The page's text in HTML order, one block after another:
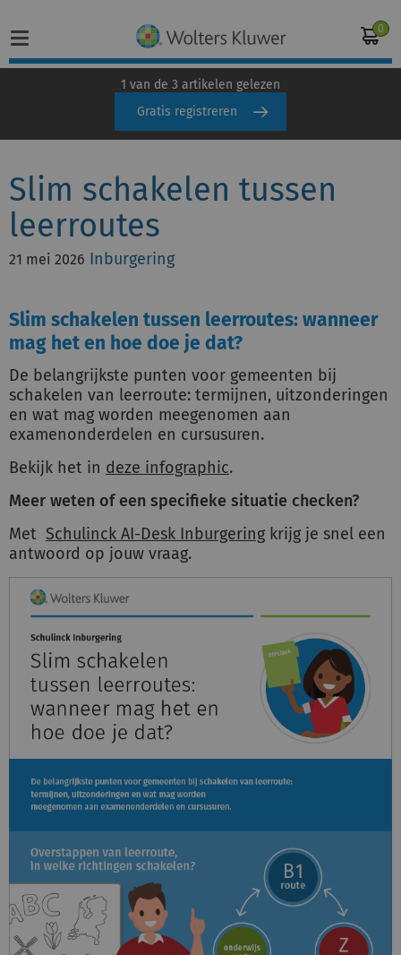
0
Home
Vakgebieden
Actueel
Opleidingen
Juridisch advies
Inloggen op de kennisbank
Inloggen
1 van de 3 artikelen gelezen
Gratis registreren
Slim schakelen tussen
leerroutes
21 mei 2026 Inburgering
Slim schakelen tussen leerroutes: wanneer
mag het en hoe doe je dat?
De belangrijkste punten voor gemeenten bij
schakelen van leerroute: termijnen, uitzonderingen
en wat mag worden meegenomen aan
examenonderdelen en cursusuren.
Bekijk het in deze infographic.
Meer weten of een specifieke situatie checken?
Met Schulinck AI-Desk Inburgering krijg je snel een
antwoord op jouw vraag.